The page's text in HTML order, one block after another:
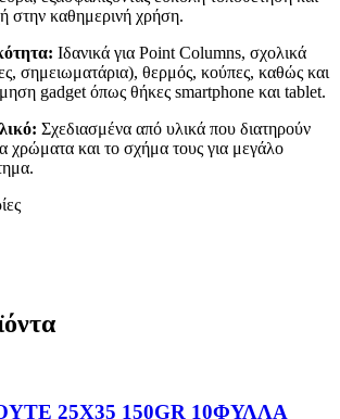
στην καθημερινή χρήση.
Ιδανικά για Point Columns, σχολικά
σημειωματάρια), θερμός, κούπες, καθώς και
gadget όπως θήκες smartphone και tablet.
Σχεδιασμένα από υλικά που διατηρούν
χρώματα και το σχήμα τους για μεγάλο
25X35 150GR 10ΦΥΛΛΑ